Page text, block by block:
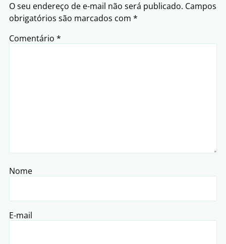
O seu endereço de e-mail não será publicado. Campos
obrigatórios são marcados com *
Comentário *
Nome
E-mail